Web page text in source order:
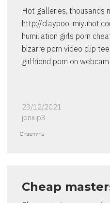
Hot galleries, thousands
http://
humiliation girls porn
bizarre porn video clip
girlfriend porn on webcam
23/12/2021
joniup3
Ответить
Cheap